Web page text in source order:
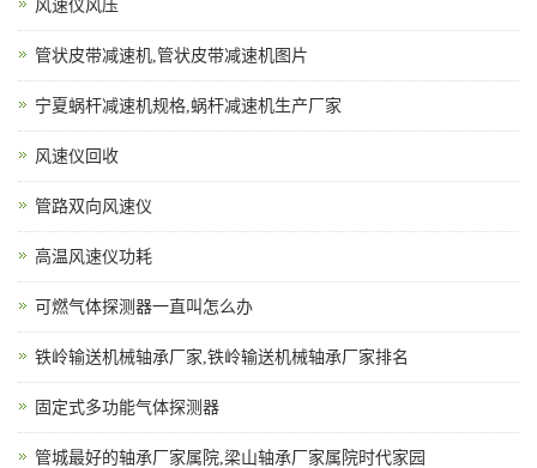
风速仪风压
管状皮带减速机,管状皮带减速机图片
宁夏蜗杆减速机规格,蜗杆减速机生产厂家
风速仪回收
管路双向风速仪
高温风速仪功耗
可燃气体探测器一直叫怎么办
铁岭输送机械轴承厂家,铁岭输送机械轴承厂家排名
固定式多功能气体探测器
管城最好的轴承厂家属院,梁山轴承厂家属院时代家园